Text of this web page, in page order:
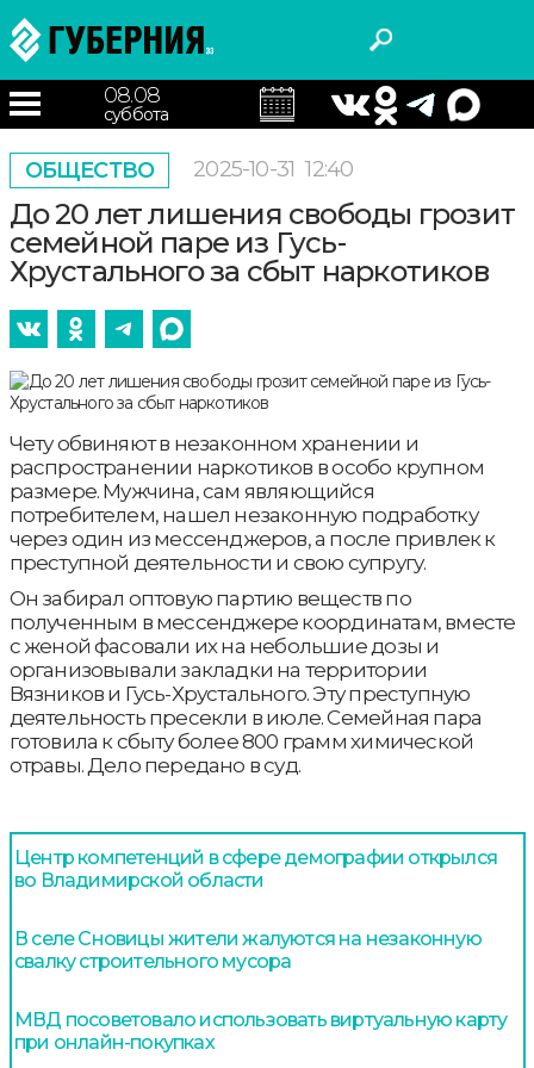
08.08
суббота
ОБЩЕСТВО 2025-10-31 12:40
До 20 лет лишения свободы грозит
семейной паре из Гусь-
Хрустального за сбыт наркотиков
Чету обвиняют в незаконном хранении и
распространении наркотиков в особо крупном
размере. Мужчина, сам являющийся
потребителем, нашел незаконную подработку
через один из мессенджеров, а после привлек к
преступной деятельности и свою супругу.
Он забирал оптовую партию веществ по
полученным в мессенджере координатам, вместе
с женой фасовали их на небольшие дозы и
организовывали закладки на территории
Вязников и Гусь-Хрустального. Эту преступную
деятельность пресекли в июле. Семейная пара
готовила к сбыту более 800 грамм химической
отравы. Дело передано в суд.
Центр компетенций в сфере демографии открылся
во Владимирской области
В селе Сновицы жители жалуются на незаконную
свалку строительного мусора
МВД посоветовало использовать виртуальную карту
при онлайн-покупках